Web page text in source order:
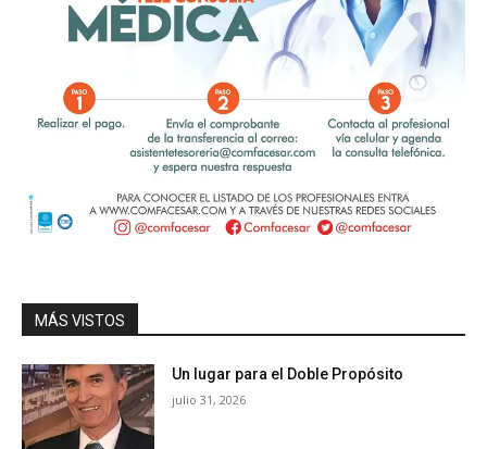
MÁS VISTOS
Un lugar para el Doble Propósito
julio 31, 2026